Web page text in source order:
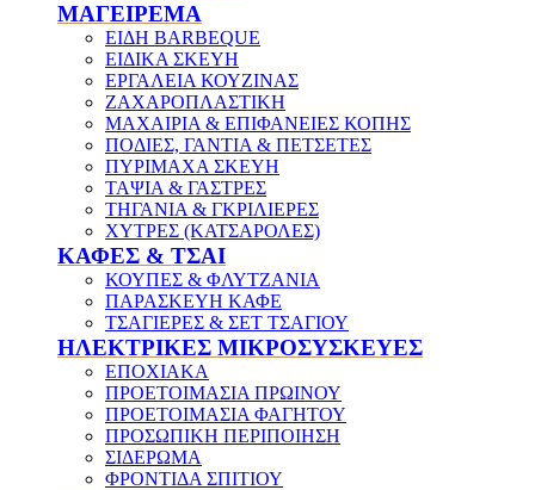
ΜΑΓΕΙΡΕΜΑ
ΕΙΔΗ BARBEQUE
ΕΙΔΙΚΑ ΣΚΕΥΗ
ΕΡΓΑΛΕΙΑ ΚΟΥΖΙΝΑΣ
ΖΑΧΑΡΟΠΛΑΣΤΙΚΗ
ΜΑΧΑΙΡΙΑ & ΕΠΙΦΑΝΕΙΕΣ ΚΟΠΗΣ
ΠΟΔΙΕΣ, ΓΑΝΤΙΑ & ΠΕΤΣΕΤΕΣ
ΠΥΡΙΜΑΧΑ ΣΚΕΥΗ
ΤΑΨΙΑ & ΓΑΣΤΡΕΣ
ΤΗΓΑΝΙΑ & ΓΚΡΙΛΙΕΡΕΣ
ΧΥΤΡΕΣ (ΚΑΤΣΑΡΟΛΕΣ)
ΚΑΦΕΣ & ΤΣΑΙ
ΚΟΥΠΕΣ & ΦΛΥΤΖΑΝΙΑ
ΠΑΡΑΣΚΕΥΗ ΚΑΦΕ
ΤΣΑΓΙΕΡΕΣ & ΣΕΤ ΤΣΑΓΙΟΥ
ΗΛΕΚΤΡΙΚΕΣ ΜΙΚΡΟΣΥΣΚΕΥΕΣ
ΕΠΟΧΙΑΚΑ
ΠΡΟΕΤΟΙΜΑΣΙΑ ΠΡΩΙΝΟΥ
ΠΡΟΕΤΟΙΜΑΣΙΑ ΦΑΓΗΤΟΥ
ΠΡΟΣΩΠΙΚΗ ΠΕΡΙΠΟΙΗΣΗ
ΣΙΔΕΡΩΜΑ
ΦΡΟΝΤΙΔΑ ΣΠΙΤΙΟΥ